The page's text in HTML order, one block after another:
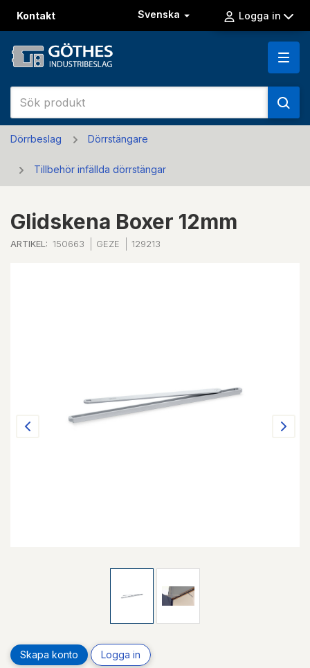
Kontakt Svenska Logga in
Dörrbeslag Dörrstängare
Tillbehör infällda dörrstängar
Glidskena Boxer 12mm
ARTIKEL: 150663 GEZE 129213
Skapa konto Logga in